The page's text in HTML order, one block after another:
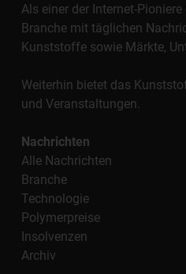
Als einer der Internet-
Branche mit täglichen
Kunststoffe sowie Märkte,
Weiterhin bietet das
und Veranstaltungen.
Nachrichten
Alle Nachrichten
Branche
Technologie
Polymerpreise
Insolvenzen
Archiv